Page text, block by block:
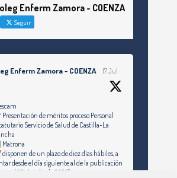
Enferm Zamora - COENZA
Seguir
Enferm Zamora - COENZA 17 Jul
Presentación de méritos proceso Personal
Servicio de Salud de Castilla-La
Matrona
disponen de un plazo de diez días hábiles, a
desde el día siguiente al de la publicación
el 30 de julio de 2026)